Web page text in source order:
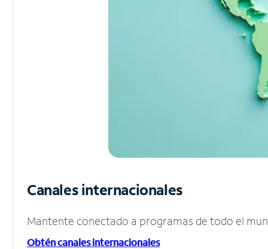
Canales internacionales
Mantente conectado a programas de todo el
Obtén canales internacionales